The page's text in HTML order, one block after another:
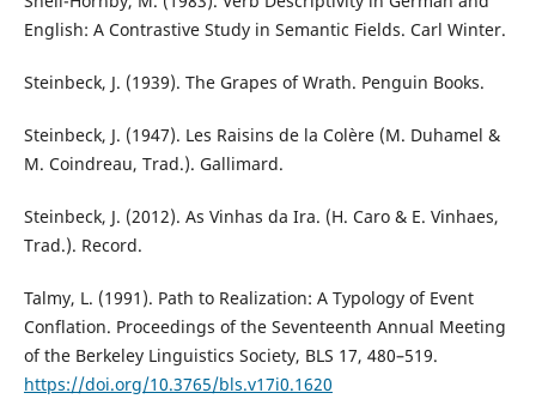
English: A Contrastive Study in Semantic Fields. Carl Winter.
Steinbeck, J. (1939). The Grapes of Wrath. Penguin Books.
Steinbeck, J. (1947). Les Raisins de la Colère (M. Duhamel &
M. Coindreau, Trad.). Gallimard.
Steinbeck, J. (2012). As Vinhas da Ira. (H. Caro & E. Vinhaes,
Trad.). Record.
Talmy, L. (1991). Path to Realization: A Typology of Event
Conflation. Proceedings of the Seventeenth Annual Meeting
of the Berkeley Linguistics Society, BLS 17, 480–519.
https://doi.org/10.3765/bls.v17i0.1620